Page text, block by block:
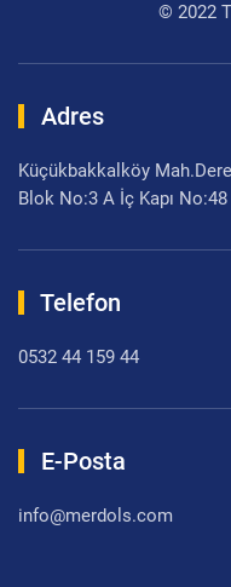
© 2022
Adres
Küçükbakkalköy
Blok No:3 A İç Kapı
Telefon
0532 44 159 44
E-Posta
info@merdols.com